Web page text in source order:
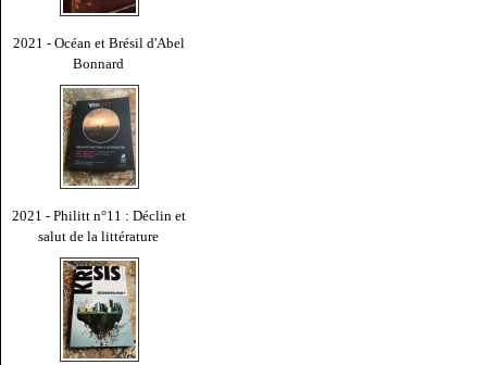
2021 - Océan et Brésil d'Abel
Bonnard
2021 - Philitt n°11 : Déclin et
salut de la littérature